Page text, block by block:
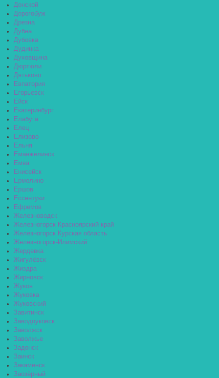
Донской
Дорогобуж
Дрезна
Дубна
Дубовка
Дудинка
Духовщина
Дюртюли
Дятьково
Евпатория
Егорьевск
Ейск
Екатеринбург
Елабуга
Елец
Елизово
Ельня
Еманжелинск
Емва
Енисейск
Ермолино
Ершов
Ессентуки
Ефремов
Железноводск
Железногорск Красноярский край
Железногорск Курская область
Железногорск-Илимский
Жердевка
Жигулёвск
Жиздра
Жирновск
Жуков
Жуковка
Жуковский
Завитинск
Заводоуковск
Заволжск
Заволжье
Задонск
Заинск
Закаменск
Заозёрный